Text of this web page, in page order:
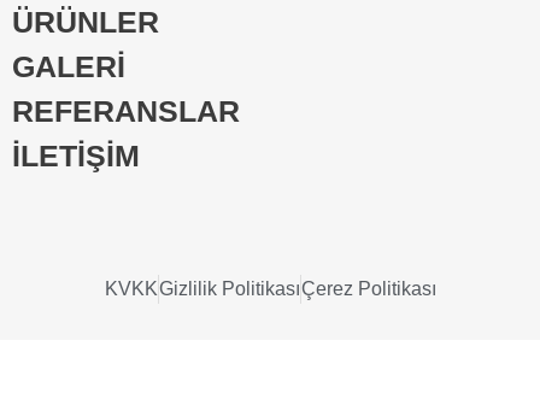
ÜRÜNLER
GALERİ
REFERANSLAR
İLETİŞİM
KVKKGizlilik PolitikasıÇerez Politikası